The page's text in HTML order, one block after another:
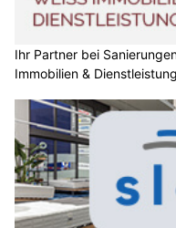
Ihr Partner bei
Immobilien &